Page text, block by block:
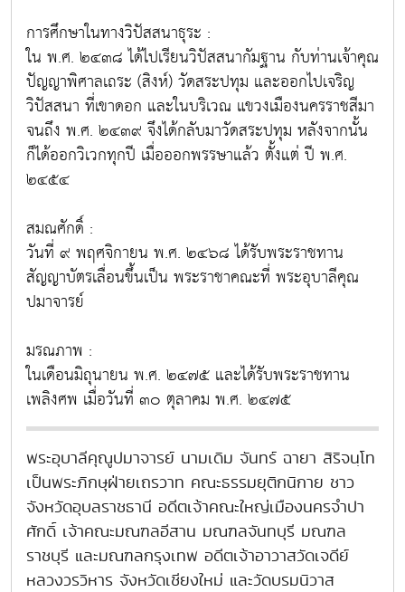
การศึกษาในทางวิปัสสนาธุระ :
ใน พ.ศ. ๒๔๓๘ ได้ไปเรียนวิปัสสนากัมฐาน กับท่านเจ้าคุณ
ปัญญาพิศาลเถระ (สิงห์) วัดสระปทุม และออกไปเจริญ
วิปัสสนา ที่เขาดอก และในบริเวณ แขวงเมืองนครราชสีมา
จนถึง พ.ศ. ๒๔๓๙ จึงได้กลับมาวัดสระปทุม หลังจากนั้น
ก็ได้ออกวิเวกทุกปี เมื่อออกพรรษาแล้ว ตั้งแต่ ปี พ.ศ.
๒๔๕๔
สมณศักดิ์ :
วันที่ ๙ พฤศจิกายน พ.ศ. ๒๔๖๘ ได้รับพระราชทาน
สัญญาบัตรเลื่อนขึ้นเป็น พระราชาคณะที่ พระอุบาลีคุณ
ปมาจารย์
มรณภาพ :
ในเดือนมิถุนายน พ.ศ. ๒๔๗๕ และได้รับพระราชทาน
เพลิงศพ เมื่อวันที่ ๓๐ ตุลาคม พ.ศ. ๒๔๗๕
พระอุบาลีคุณูปมาจารย์ นามเดิม จันทร์ ฉายา สิริจนฺโท
เป็นพระภิกษุฝ่ายเถรวาท คณะธรรมยุติกนิกาย ชาว
จังหวัดอุบลราชธานี อดีตเจ้าคณะใหญ่เมืองนครจำปา
ศักดิ์ เจ้าคณะมณฑลอีสาน มณฑลจันทบุรี มณฑล
ราชบุรี และมณฑลกรุงเทพ อดีตเจ้าอาวาสวัดเจดีย์
หลวงวรวิหาร จังหวัดเชียงใหม่ และวัดบรมนิวาส